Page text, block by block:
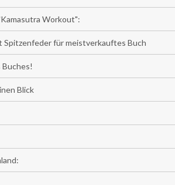
Workout":
Spitzenfeder für meistverkauftes Buch
Blick